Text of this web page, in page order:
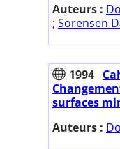
Auteurs :
; Sorensen
1994
surfaces
Auteurs :